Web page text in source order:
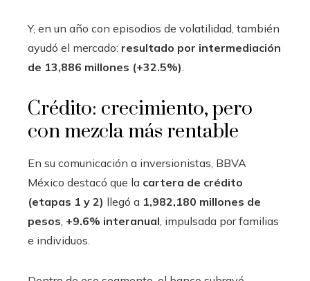
Y, en un año con episodios de volatilidad, también
ayudó el mercado: resultado por intermediación
de 13,886 millones (+32.5%).
Crédito: crecimiento, pero
con mezcla más rentable
En su comunicación a inversionistas, BBVA
México destacó que la cartera de crédito
(etapas 1 y 2) llegó a 1,982,180 millones de
pesos, +9.6% interanual, impulsada por familias
e individuos.